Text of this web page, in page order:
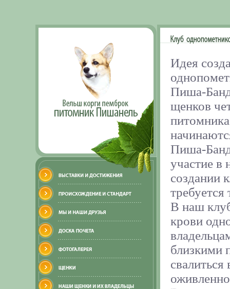
Идея
Пиша-
щенков
Пиша-
участие в
создании
В наш
крови
близкими